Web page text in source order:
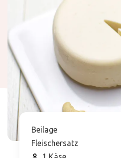
Beilage
Fleischersatz